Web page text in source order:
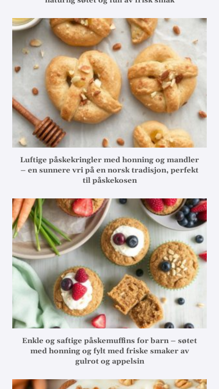
Luftige påskekringler med honning og mandler
– en sunnere vri på en norsk tradisjon, perfekt
til påskekosen
Enkle og saftige påskemuffins for barn – søtet
med honning og fylt med friske smaker av
gulrot og appelsin